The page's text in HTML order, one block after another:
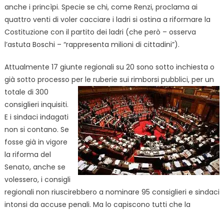
anche i princìpi. Specie se chi, come Renzi, proclama ai
quattro venti di voler cacciare i ladri si ostina a riformare la
Costituzione con il partito dei ladri (che però – osserva
l’astuta Boschi – “rappresenta milioni di cittadini”).
Attualmente 17 giunte regionali su 20 sono sotto inchiesta o
già sotto processo per le ruberie sui rimborsi pubblici, per un
totale di 300
consiglieri inquisiti.
E i sindaci indagati
non si contano. Se
fosse già in vigore
la riforma del
Senato, anche se
volessero, i consigli
regionali non riuscirebbero a nominare 95 consiglieri e sindaci
intonsi da accuse penali. Ma lo capiscono tutti che la